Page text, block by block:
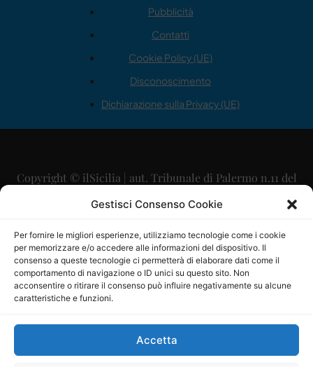
Gestisci Consenso Cookie
Per fornire le migliori esperienze, utilizziamo tecnologie come i cookie
per memorizzare e/o accedere alle informazioni del dispositivo. Il
consenso a queste tecnologie ci permetterà di elaborare dati come il
comportamento di navigazione o ID unici su questo sito. Non
acconsentire o ritirare il consenso può influire negativamente su alcune
caratteristiche e funzioni.
Accetta
Pubblicità
Contatti
Cookie Policy (UE)
Disconoscimento
Dichiarazione sulla Privacy (UE)
Copyright © ilSicilia | aut. Tribunale di Palermo n.11 del
29/09/2015
Direttore Editoriale: Maurizio Scaglione
Direttore Responsabile: Maria Calabrese
P.IVA: 06334930820
Mercurio Comunicazione Società Cooperativa a r.l. è